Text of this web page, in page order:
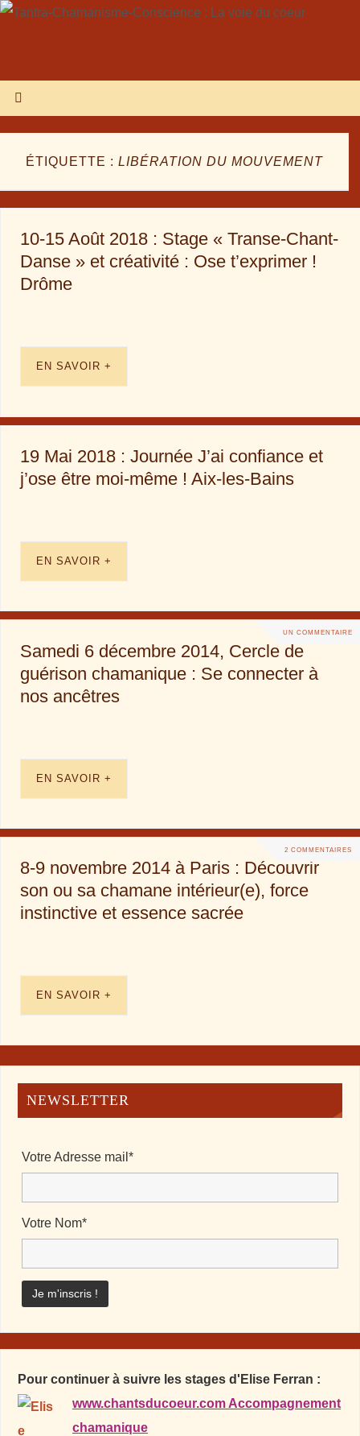
ÉTIQUETTE : LIBÉRATION DU MOUVEMENT
10-15 Août 2018 : Stage « Transe-Chant-
Danse » et créativité : Ose t’exprimer !
Drôme
EN SAVOIR +
19 Mai 2018 : Journée J’ai confiance et
j’ose être moi-même ! Aix-les-Bains
EN SAVOIR +
UN COMMENTAIRE
Samedi 6 décembre 2014, Cercle de
guérison chamanique : Se connecter à
nos ancêtres
EN SAVOIR +
2 COMMENTAIRES
8-9 novembre 2014 à Paris : Découvrir
son ou sa chamane intérieur(e), force
instinctive et essence sacrée
EN SAVOIR +
NEWSLETTER
Votre Adresse mail*
Votre Nom*
Pour continuer à suivre les stages d'Elise Ferran :
www.chantsducoeur.com Accompagnement
chamanique